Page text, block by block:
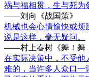
祸与福相贯，生与死为
——刘向《战国策》
机械也会心情愉快或烦
说是这样，毫无疑问。
——村上春树《舞！舞
在实际决策中，不受他
难的，当许多人众口一